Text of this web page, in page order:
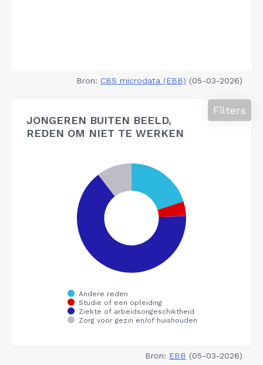
Bron: CBS microdata (EBB) (05-03-2026)
JONGEREN BUITEN BEELD,
REDEN OM NIET TE WERKEN
Filters
Bron: EBB (05-03-2026)